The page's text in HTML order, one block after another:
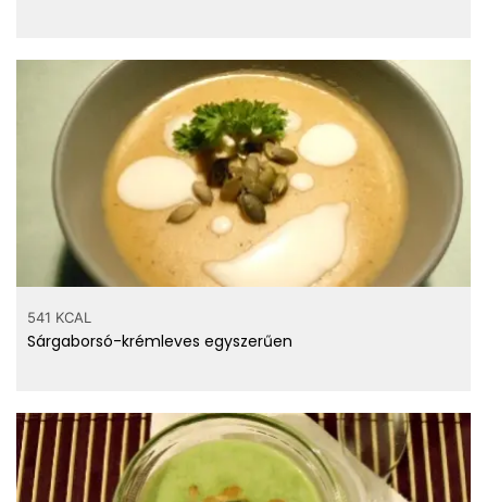
541 KCAL
Sárgaborsó-krémleves egyszerűen